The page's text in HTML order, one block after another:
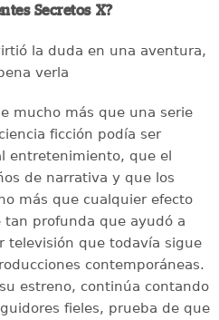
Secretos X?
la duda en una aventura,
verla
mucho más que una serie
ficción podía ser
entretenimiento, que el
de narrativa y que los
más que cualquier efecto
tan profunda que ayudó a
televisión que todavía sigue
contemporáneas.
estreno, continúa contando
fieles, prueba de que